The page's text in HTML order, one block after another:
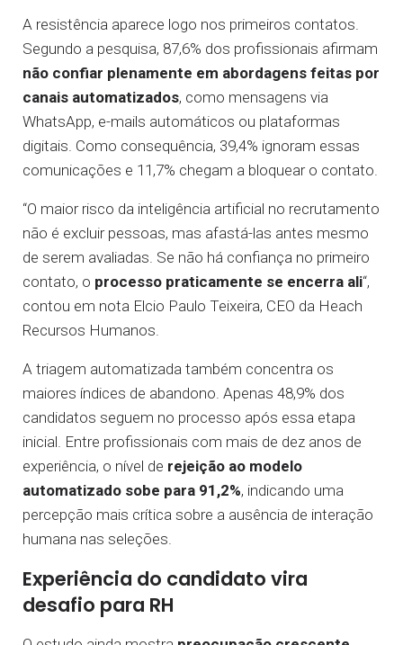
A resistência aparece logo nos primeiros contatos.
Segundo a pesquisa, 87,6% dos profissionais afirmam
não confiar plenamente em abordagens feitas por
canais automatizados, como mensagens via
WhatsApp, e-mails automáticos ou plataformas
digitais. Como consequência, 39,4% ignoram essas
comunicações e 11,7% chegam a bloquear o contato.
“O maior risco da inteligência artificial no recrutamento
não é excluir pessoas, mas afastá-las antes mesmo
de serem avaliadas. Se não há confiança no primeiro
contato, o processo praticamente se encerra ali“,
contou em nota Elcio Paulo Teixeira, CEO da Heach
Recursos Humanos.
A triagem automatizada também concentra os
maiores índices de abandono. Apenas 48,9% dos
candidatos seguem no processo após essa etapa
inicial. Entre profissionais com mais de dez anos de
experiência, o nível de rejeição ao modelo
automatizado sobe para 91,2%, indicando uma
percepção mais crítica sobre a ausência de interação
humana nas seleções.
Experiência do candidato vira
desafio para RH